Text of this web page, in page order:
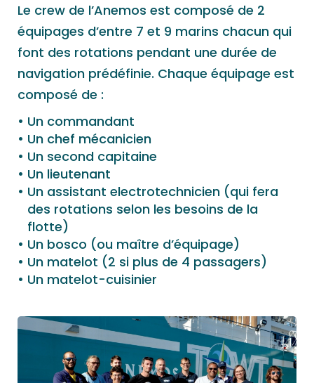
Le crew de l’Anemos est composé de 2
équipages d’entre 7 et 9 marins chacun qui
font des rotations pendant une durée de
navigation prédéfinie. Chaque équipage est
composé de :
Un commandant
Un chef mécanicien
Un second capitaine
Un lieutenant
Un assistant electrotechnicien (qui fera
des rotations selon les besoins de la
flotte)
Un bosco (ou maître d’équipage)
Un matelot (2 si plus de 4 passagers)
Un matelot-cuisinier